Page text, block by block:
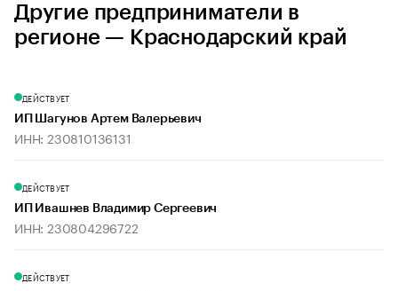
Другие предприниматели в
регионе — Краснодарский край
ДЕЙСТВУЕТ
ИП Шагунов Артем Валерьевич
ИНН: 230810136131
ДЕЙСТВУЕТ
ИП Ивашнев Владимир Сергеевич
ИНН: 230804296722
ДЕЙСТВУЕТ